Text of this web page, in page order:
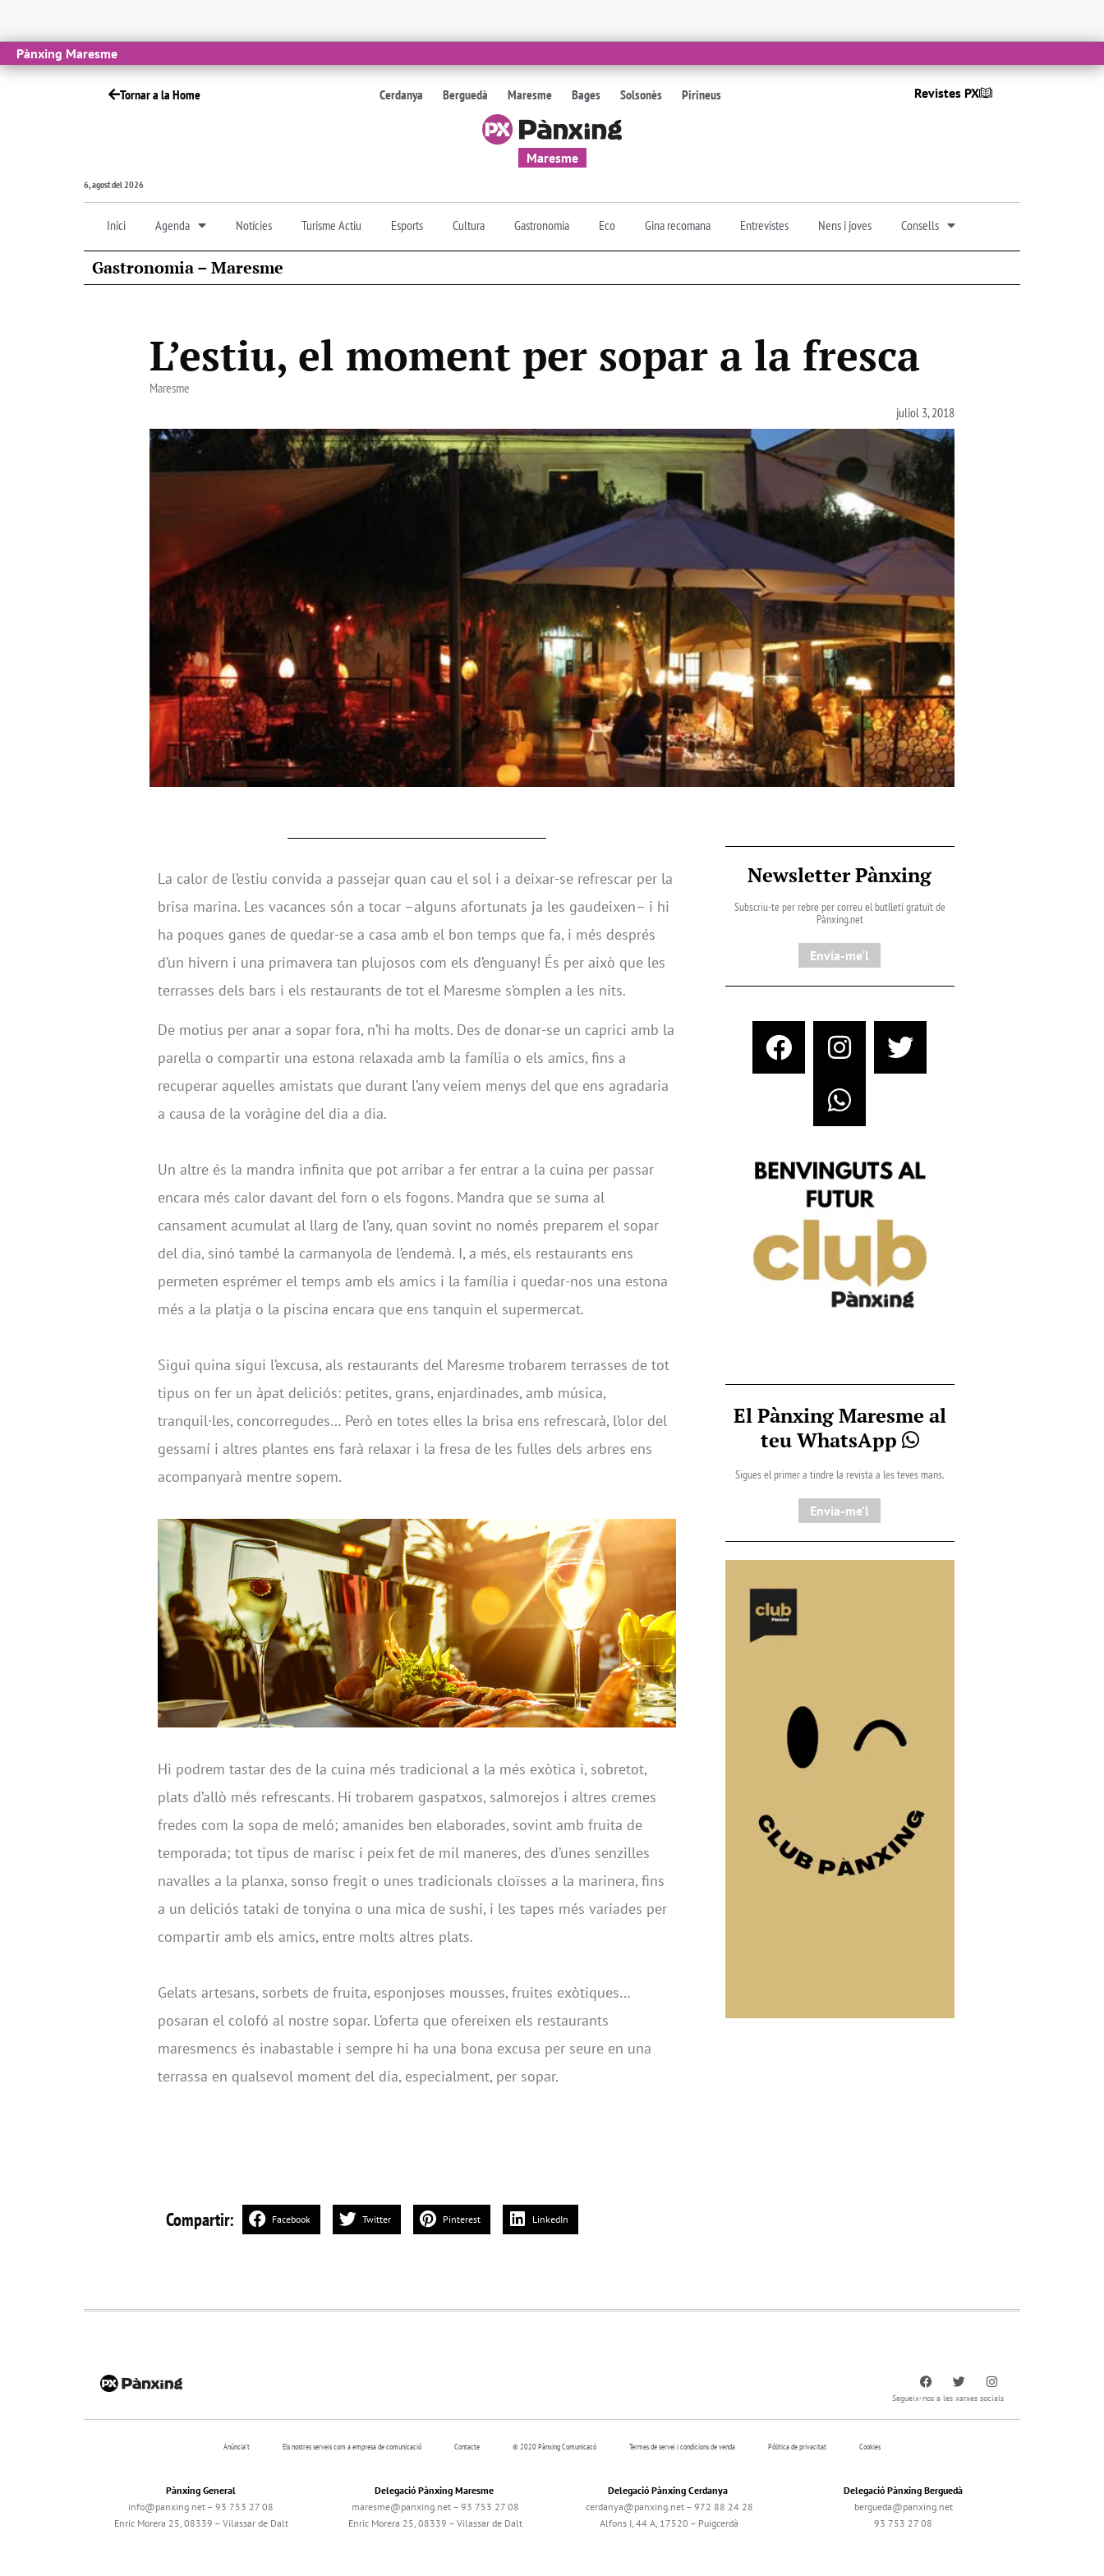
Pànxing Maresme
Tornar a la Home Cerdanya Berguedà Maresme Bages Solsonès Pirineus Revistes PX
Maresme
6, agost del 2026
Inici Agenda Notícies Turisme Actiu Esports Cultura Gastronomia Eco Gina recomana Entrevistes Nens i joves Consells
Gastronomia – Maresme
L’estiu, el moment per sopar a la fresca
Maresme
juliol 3, 2018
La calor de l’estiu convida a passejar quan cau el sol i a deixar-se refrescar per la
brisa marina. Les vacances són a tocar –alguns afortunats ja les gaudeixen– i hi
ha poques ganes de quedar-se a casa amb el bon temps que fa, i més després
d’un hivern i una primavera tan plujosos com els d’enguany! És per això que les
terrasses dels bars i els restaurants de tot el Maresme s’omplen a les nits.
De motius per anar a sopar fora, n’hi ha molts. Des de donar-se un caprici amb la
parella o compartir una estona relaxada amb la família o els amics, fins a
recuperar aquelles amistats que durant l’any veiem menys del que ens agradaria
a causa de la voràgine del dia a dia.
Un altre és la mandra infinita que pot arribar a fer entrar a la cuina per passar
encara més calor davant del forn o els fogons. Mandra que se suma al
cansament acumulat al llarg de l’any, quan sovint no només preparem el sopar
del dia, sinó també la carmanyola de l’endemà. I, a més, els restaurants ens
permeten esprémer el temps amb els amics i la família i quedar-nos una estona
més a la platja o la piscina encara que ens tanquin el supermercat.
Sigui quina sigui l’excusa, als restaurants del Maresme trobarem terrasses de tot
tipus on fer un àpat deliciós: petites, grans, enjardinades, amb música,
tranquil·les, concorregudes… Però en totes elles la brisa ens refrescarà, l’olor del
gessamí i altres plantes ens farà relaxar i la fresa de les fulles dels arbres ens
acompanyarà mentre sopem.
Hi podrem tastar des de la cuina més tradicional a la més exòtica i, sobretot,
plats d’allò més refrescants. Hi trobarem gaspatxos, salmorejos i altres cremes
fredes com la sopa de meló; amanides ben elaborades, sovint amb fruita de
temporada; tot tipus de marisc i peix fet de mil maneres, des d’unes senzilles
navalles a la planxa, sonso fregit o unes tradicionals cloïsses a la marinera, fins
a un deliciós tataki de tonyina o una mica de sushi, i les tapes més variades per
compartir amb els amics, entre molts altres plats.
Gelats artesans, sorbets de fruita, esponjoses mousses, fruites exòtiques…
posaran el colofó al nostre sopar. L’oferta que ofereixen els restaurants
maresmencs és inabastable i sempre hi ha una bona excusa per seure en una
terrassa en qualsevol moment del dia, especialment, per sopar.
Compartir: Facebook Twitter Pinterest LinkedIn
Newsletter Pànxing
Subscriu-te per rebre per correu el butlletí gratuït de
Pànxing.net​
Envia-me'l
El Pànxing Maresme al
teu WhatsApp
Sigues el primer a tindre la revista a les teves mans.
Envia-me'l
Segueix-nos a les xarxes socials
Anúncia’t Els nostres serveis com a empresa de comunicació Contacte © 2020 Pànxing Comunicacó Termes de servei i condicions de venda Pólitica de privacitat Cookies
Pànxing General
info@panxing.net – 93 753 27 08
Enric Morera 25, 08339 – Vilassar de Dalt
Delegació Pànxing Maresme
maresme@panxing.net – 93 753 27 08
Enric Morera 25, 08339 – Vilassar de Dalt
Delegació Pànxing Cerdanya
cerdanya@panxing.net – 972 88 24 28
Alfons I, 44 A, 17520 – Puigcerdà
Delegació Pànxing Berguedà
bergueda@panxing.net
93 753 27 08